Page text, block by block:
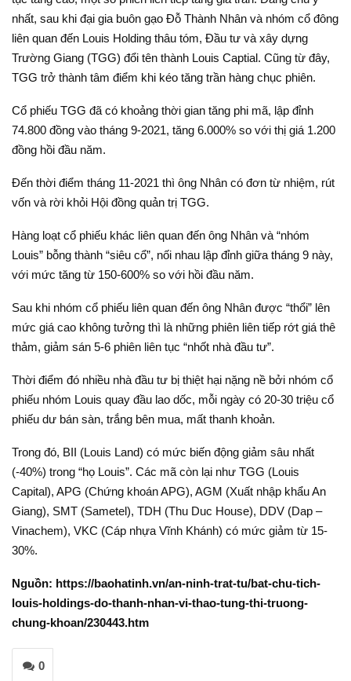
nhất, sau khi đại gia buôn gạo Đỗ Thành Nhân và nhóm cổ đông
liên quan đến Louis Holding thâu tóm, Đầu tư và xây dựng
Trường Giang (TGG) đổi tên thành Louis Captial. Cũng từ đây,
TGG trở thành tâm điểm khi kéo tăng trần hàng chục phiên.
Cổ phiếu TGG đã có khoảng thời gian tăng phi mã, lập đỉnh
74.800 đồng vào tháng 9-2021, tăng 6.000% so với thị giá 1.200
đồng hồi đầu năm.
Đến thời điểm tháng 11-2021 thì ông Nhân có đơn từ nhiệm, rút
vốn và rời khỏi Hội đồng quản trị TGG.
Hàng loạt cổ phiếu khác liên quan đến ông Nhân và “nhóm
Louis” bỗng thành “siêu cổ”, nối nhau lập đỉnh giữa tháng 9 này,
với mức tăng từ 150-600% so với hồi đầu năm.
Sau khi nhóm cổ phiếu liên quan đến ông Nhân được “thổi” lên
mức giá cao không tưởng thì là những phiên liên tiếp rớt giá thê
thảm, giảm sán 5-6 phiên liên tục “nhốt nhà đầu tư”.
Thời điểm đó nhiều nhà đầu tư bị thiệt hại nặng nề bởi nhóm cổ
phiếu nhóm Louis quay đầu lao dốc, mỗi ngày có 20-30 triệu cổ
phiếu dư bán sàn, trắng bên mua, mất thanh khoản.
Trong đó, BII (Louis Land) có mức biến động giảm sâu nhất
(-40%) trong “họ Louis”. Các mã còn lại như TGG (Louis
Capital), APG (Chứng khoán APG), AGM (Xuất nhập khẩu An
Giang), SMT (Sametel), TDH (Thu Duc House), DDV (Dap –
Vinachem), VKC (Cáp nhựa Vĩnh Khánh) có mức giảm từ 15-
30%.
Nguồn: https://baohatinh.vn/an-ninh-trat-tu/bat-chu-tich-
louis-holdings-do-thanh-nhan-vi-thao-tung-thi-truong-
chung-khoan/230443.htm
0